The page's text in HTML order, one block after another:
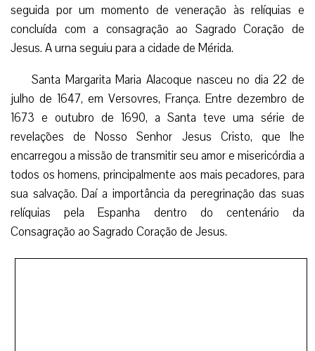
seguida por um momento de veneração às relíquias e
concluída com a consagração ao Sagrado Coração de
Jesus. A urna seguiu para a cidade de Mérida.
Santa Margarita Maria Alacoque nasceu no dia 22 de
julho de 1647, em Versovres, França. Entre dezembro de
1673 e outubro de 1690, a Santa teve uma série de
revelações de Nosso Senhor Jesus Cristo, que lhe
encarregou a missão de transmitir seu amor e misericórdia a
todos os homens, principalmente aos mais pecadores, para
sua salvação. Daí a importância da peregrinação das suas
relíquias pela Espanha dentro do centenário da
Consagração ao Sagrado Coração de Jesus.